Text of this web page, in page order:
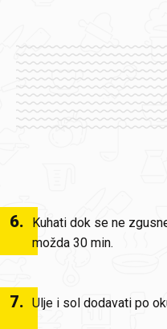
6.
Kuhati dok se ne
možda 30 min.
7. Ulje i sol dodavati po